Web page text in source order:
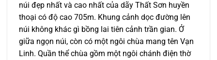
núi đẹp nhất và cao nhất của dãy Thất Sơn huyền
thoại có độ cao 705m. Khung cảnh dọc đường lên
núi không khác gì bồng lai tiên cảnh trần gian. Ở
giữa ngọn núi, còn có một ngôi chùa mang tên Vạn
Linh. Quần thể chùa gồm một ngôi chánh điện thờ